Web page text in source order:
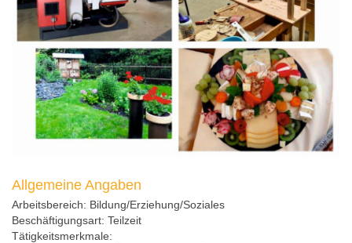
Allgemeine Angaben
Arbeitsbereich: Bildung/Erziehung/Soziales
Beschäftigungsart: Teilzeit
Tätigkeitsmerkmale: